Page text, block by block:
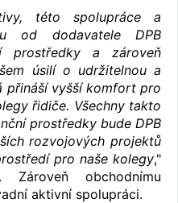
této spolupráce a
od dodavatele DPB
prostředky a zároveň
úsilí o udržitelnou a
přináší vyšší komfort pro
řidiče. Všechny takto
prostředky bude DPB
rozvojových projektů
pro naše kolegy,"
Zároveň obchodnímu
aktivní spolupráci.